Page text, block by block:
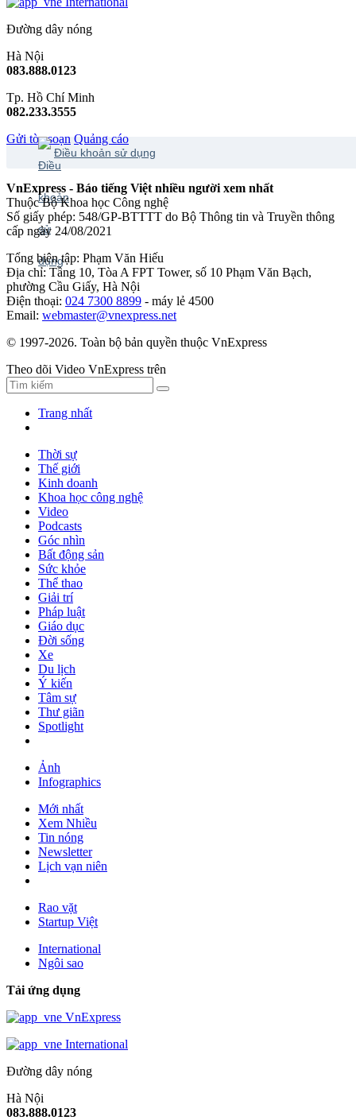
Đường dây nóng
Hà Nội
083.888.0123
Tp. Hồ Chí Minh
082.233.3555
Gửi tòa soạn Quảng cáo
Điều khoản sử dụng
VnExpress - Báo tiếng Việt nhiều người xem nhất
Thuộc Bộ Khoa học Công nghệ
Số giấy phép: 548/GP-BTTTT do Bộ Thông tin và Truyền thông
cấp ngày 24/08/2021
Tổng biên tập: Phạm Văn Hiếu
Địa chỉ: Tầng 10, Tòa A FPT Tower, số 10 Phạm Văn Bạch,
phường Cầu Giấy, Hà Nội
Điện thoại: 024 7300 8899 - máy lẻ 4500
Email: webmaster@vnexpress.net
© 1997-2026. Toàn bộ bản quyền thuộc VnExpress
Theo dõi Video VnExpress trên
Trang nhất
Thời sự
Thế giới
Kinh doanh
Khoa học công nghệ
Video
Podcasts
Góc nhìn
Bất động sản
Sức khỏe
Thể thao
Giải trí
Pháp luật
Giáo dục
Đời sống
Xe
Du lịch
Ý kiến
Tâm sự
Thư giãn
Spotlight
Ảnh
Infographics
Mới nhất
Xem Nhiều
Tin nóng
Newsletter
Lịch vạn niên
Rao vặt
Startup Việt
International
Ngôi sao
Tải ứng dụng
VnExpress
International
Đường dây nóng
Hà Nội
083.888.0123